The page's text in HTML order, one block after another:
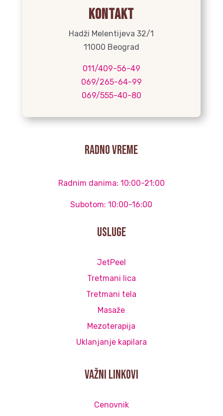
Kontakt
Hadži Melentijeva 32/1
11000 Beograd
011/409-56-49
069/265-64-99
069/555-40-80
radno vreme
Radnim danima: 10:00-21:00
Subotom: 10:00-16:00
Usluge
JetPeel
Tretmani lica
Tretmani tela
Masaže
Mezoterapija
Uklanjanje kapilara
važni linkovi
Cenovnik